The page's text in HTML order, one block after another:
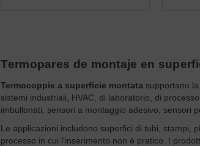
Termopares de montaje en
Termocoppie a superficie montata supportano
sistemi industriali, HVAC, di laboratorio, di
imbullonati, sensori a montaggio adesivo, sensori
Le applicazioni includono superfici di tubi, stampi,
processo in cui l'inserimento non è pratico. I